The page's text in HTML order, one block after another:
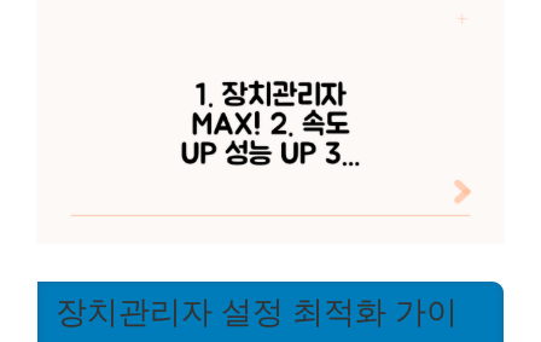
장치관리자 설정 최적화 가이